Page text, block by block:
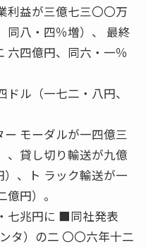
利益が三億七三〇〇万
同八・四％増）、 最終
六四億円、同六・一％
ル（一七二・八円、
モーダルが一四億三
、貸し切り輸送が九億
、ト ラック輸送が一
円）。
七兆円に ■同社発表
タ）の二 〇〇六年十二